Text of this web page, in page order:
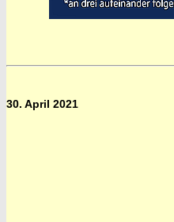
30. April 2021